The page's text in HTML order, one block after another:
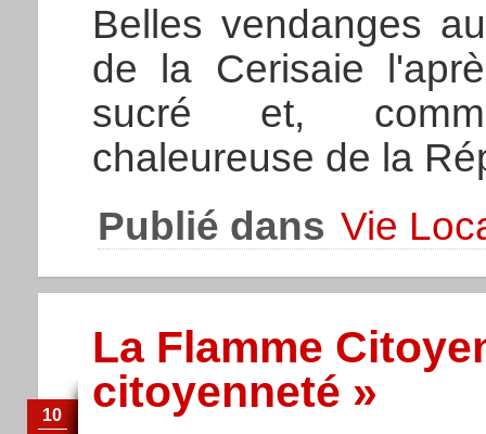
Belles vendanges
de la Cerisaie
sucré et,
chaleureuse de la
Publié dans Vie
La Flamme
citoyenneté »
10